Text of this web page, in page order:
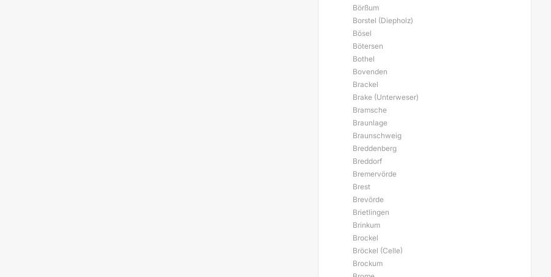
Börßum
Borstel (Diepholz)
Bösel
Bötersen
Bothel
Bovenden
Brackel
Brake (Unterweser)
Bramsche
Braunlage
Braunschweig
Breddenberg
Breddorf
Bremervörde
Brest
Brevörde
Brietlingen
Brinkum
Brockel
Bröckel (Celle)
Brockum